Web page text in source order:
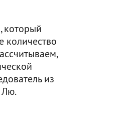
который
количество
из
Лю.